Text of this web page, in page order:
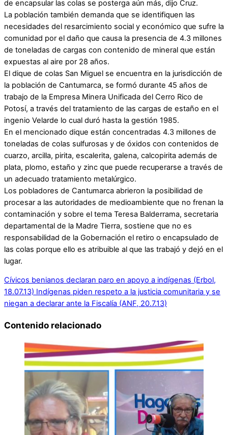
de encapsular las colas se posterga aún más, dijo Cruz.
La población también demanda que se identifiquen las
necesidades del resarcimiento social y económico que sufre la
comunidad por el daño que causa la presencia de 4.3 millones
de toneladas de cargas con contenido de mineral que están
expuestas al aire por 28 años.
El dique de colas San Miguel se encuentra en la jurisdicción de
la población de Cantumarca, se formó durante 45 años de
trabajo de la Empresa Minera Unificada del Cerro Rico de
Potosí, a través del tratamiento de las cargas de estaño en el
ingenio Velarde lo cual duró hasta la gestión 1985.
En el mencionado dique están concentradas 4.3 millones de
toneladas de colas sulfurosas y de óxidos con contenidos de
cuarzo, arcilla, pirita, escalerita, galena, calcopirita además de
plata, plomo, estaño y zinc que puede recuperarse a través de
un adecuado tratamiento metalúrgico.
Los pobladores de Cantumarca abrieron la posibilidad de
procesar a las autoridades de medioambiente que no frenan la
contaminación y sobre el tema Teresa Balderrama, secretaria
departamental de la Madre Tierra, sostiene que no es
responsabilidad de la Gobernación el retiro o encapsulado de
las colas porque ello es atribuible al que las trabajó y dejó en el
lugar.
Cívicos benianos declaran paro en apoyo a indígenas (Erbol,
18.07.13) Indígenas piden respeto a la justicia comunitaria y se
niegan a declarar ante la Fiscalía (ANF, 20.7.13)
Contenido relacionado